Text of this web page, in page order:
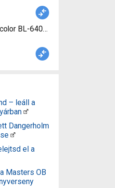
BL-6401 fékkarok Shimano
– leáll a
Dangerholm
el a
Masters OB